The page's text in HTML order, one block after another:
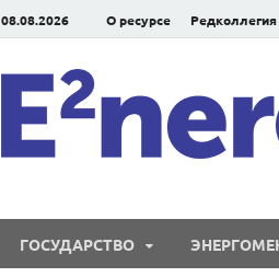
08.08.2026 О ресурсе Редколлегия
ГОСУДАРСТВО